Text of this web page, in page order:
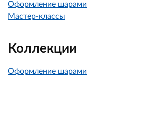
Оформление шарами
Мастер-классы
Коллекции
Оформление шарами